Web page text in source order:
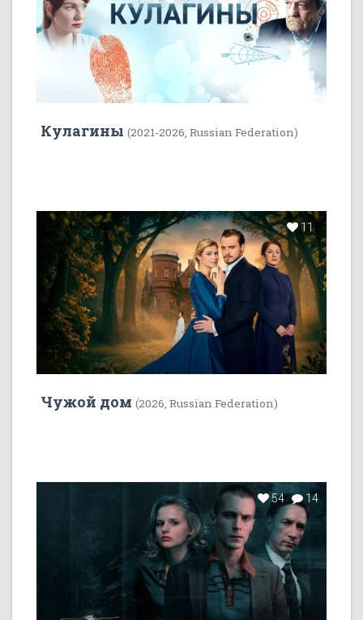
Кулагины (2021-2026, Russian Federation)
11
Чужой дом (2026, Russian Federation)
54 14